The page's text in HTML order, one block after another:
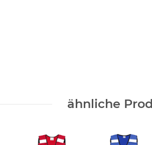
ähnliche